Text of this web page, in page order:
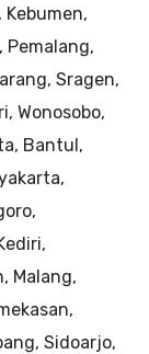
Kebumen,
Pemalang,
Sragen,
Wonosobo,
Bantul,
Malang,
Sidoarjo,